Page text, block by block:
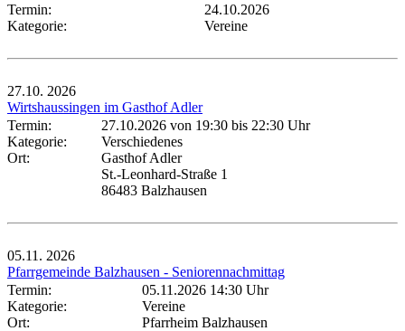
Termin:
24.10.2026
Kategorie:
Vereine
27.10. 2026
Wirtshaussingen im Gasthof Adler
Termin:
27.10.2026 von 19:30 bis 22:30 Uhr
Kategorie:
Verschiedenes
Ort:
Gasthof Adler
St.-Leonhard-Straße 1
86483 Balzhausen
05.11. 2026
Pfarrgemeinde Balzhausen - Seniorennachmittag
Termin:
05.11.2026 14:30 Uhr
Kategorie:
Vereine
Ort:
Pfarrheim Balzhausen